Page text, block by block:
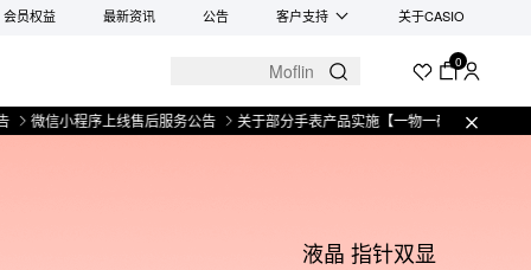
会员权益 最新资讯 公告 客户支持 关于CASIO
0
微信小程序上线售后服务公告 关于部分手表产品实施【一物一码】管理的公告
液晶 指针双显